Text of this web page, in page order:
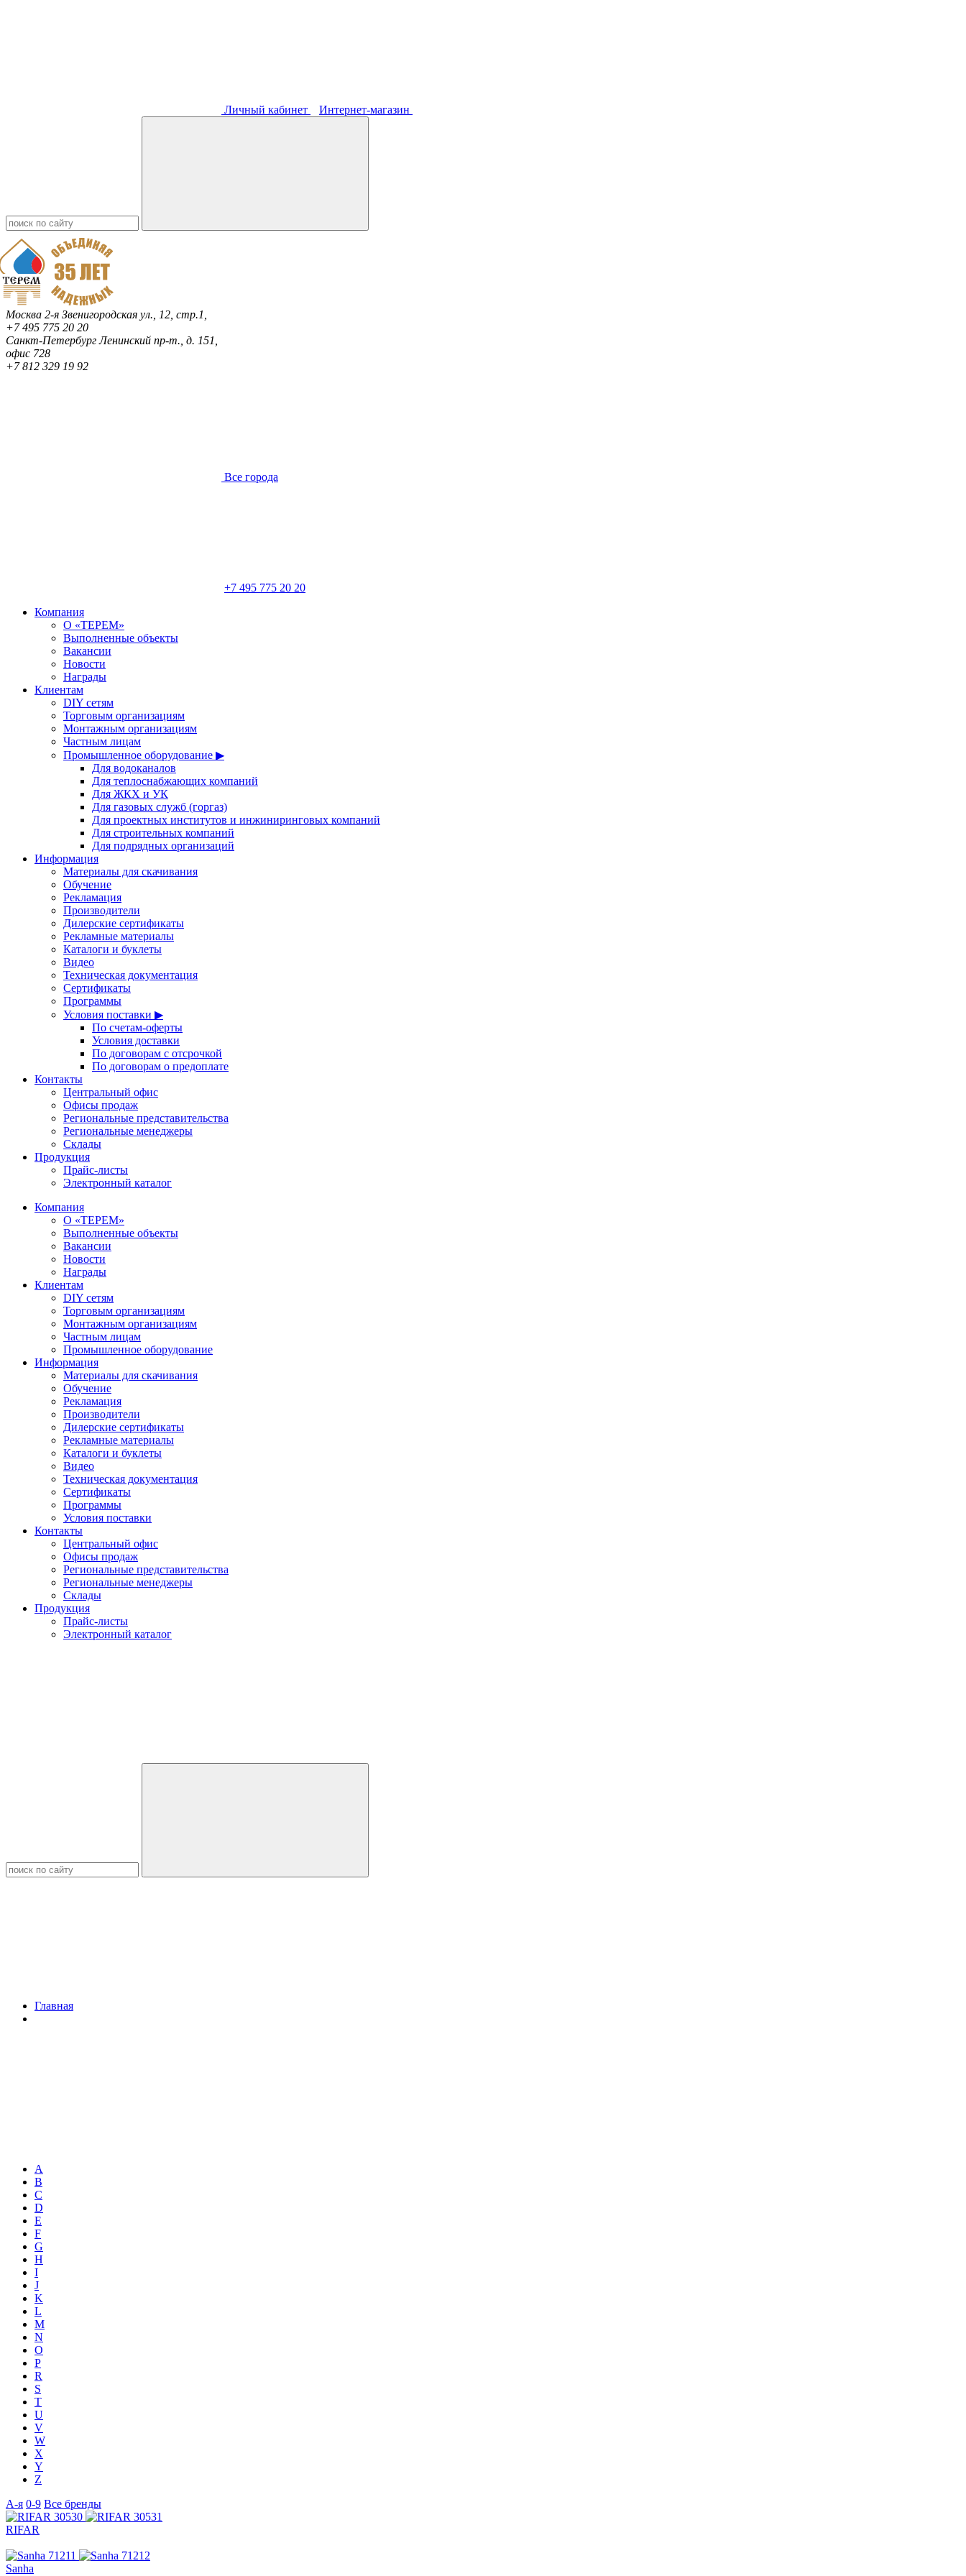
Личный кабинет Интернет-магазин
Москва 2-я Звенигородская ул., 12, стр.1,
+7 495 775 20 20
Санкт-ПетербургЛенинский пр-т., д. 151,
офис 728
+7 812 329 19 92
Все города
+7 495 775 20 20
Компания
О «ТЕРЕМ»
Выполненные объекты
Вакансии
Новости
Награды
Клиентам
DIY сетям
Торговым организациям
Монтажным организациям
Частным лицам
Промышленное оборудование ▶
Для водоканалов
Для теплоснабжающих компаний
Для ЖКХ и УК
Для газовых служб (горгаз)
Для проектных институтов и инжиниринговых компаний
Для строительных компаний
Для подрядных организаций
Информация
Материалы для скачивания
Обучение
Рекламация
Производители
Дилерские сертификаты
Рекламные материалы
Каталоги и буклеты
Видео
Техническая документация
Сертификаты
Программы
Условия поставки ▶
По счетам-оферты
Условия доставки
По договорам с отсрочкой
По договорам о предоплате
Контакты
Центральный офис
Офисы продаж
Региональные представительства
Региональные менеджеры
Склады
Продукция
Прайс-листы
Электронный каталог
Компания
О «ТЕРЕМ»
Выполненные объекты
Вакансии
Новости
Награды
Клиентам
DIY сетям
Торговым организациям
Монтажным организациям
Частным лицам
Промышленное оборудование
Информация
Материалы для скачивания
Обучение
Рекламация
Производители
Дилерские сертификаты
Рекламные материалы
Каталоги и буклеты
Видео
Техническая документация
Сертификаты
Программы
Условия поставки
Контакты
Центральный офис
Офисы продаж
Региональные представительства
Региональные менеджеры
Склады
Продукция
Прайс-листы
Электронный каталог
Главная
A
B
C
D
E
F
G
H
I
J
K
L
M
N
O
P
R
S
T
U
V
W
X
Y
Z
А-я 0-9 Все бренды
RIFAR
Sanha